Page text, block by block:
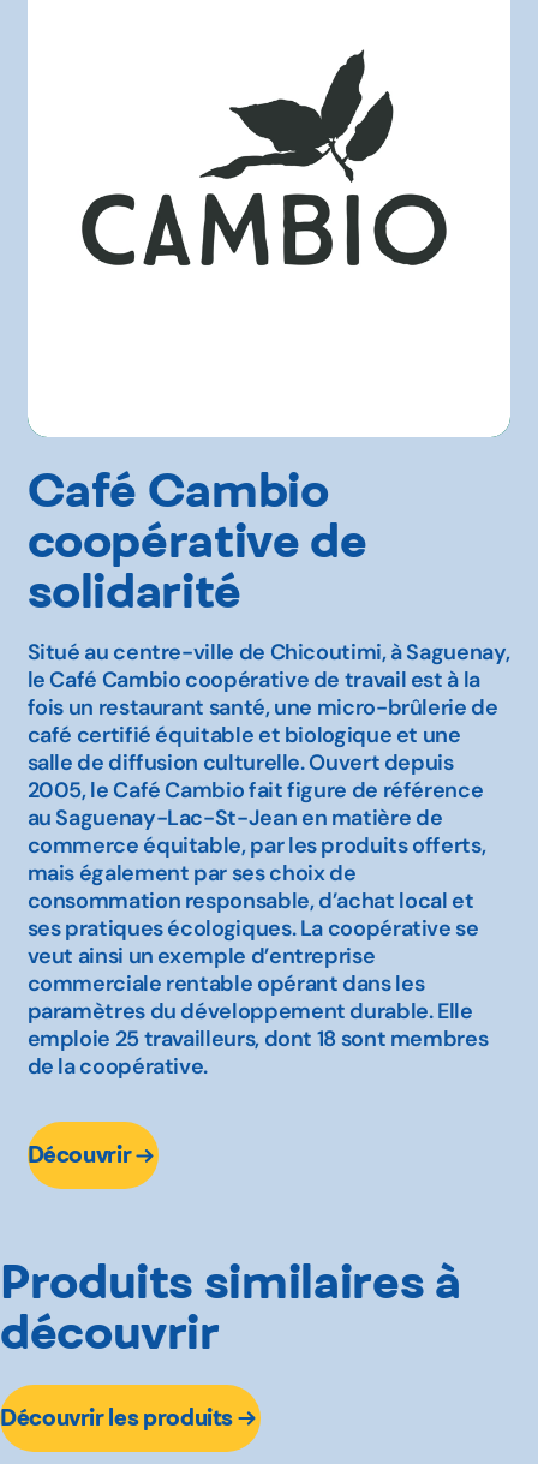
Café Cambio
coopérative de
solidarité
Situé au centre-ville de Chicoutimi, à Saguenay,
le Café Cambio coopérative de travail est à la
fois un restaurant santé, une micro-brûlerie de
café certifié équitable et biologique et une
salle de diffusion culturelle. Ouvert depuis
2005, le Café Cambio fait figure de référence
au Saguenay-Lac-St-Jean en matière de
commerce équitable, par les produits offerts,
mais également par ses choix de
consommation responsable, d’achat local et
ses pratiques écologiques. La coopérative se
veut ainsi un exemple d’entreprise
commerciale rentable opérant dans les
paramètres du développement durable. Elle
emploie 25 travailleurs, dont 18 sont membres
de la coopérative.
Découvrir
Produits similaires à
découvrir
Découvrir les produits